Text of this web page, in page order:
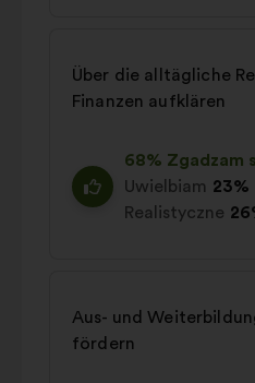
Über die alltägliche
Finanzen aufklären
68% Zgadzam
Uwielbiam 23%
Realistyczne
Aus- und
fördern